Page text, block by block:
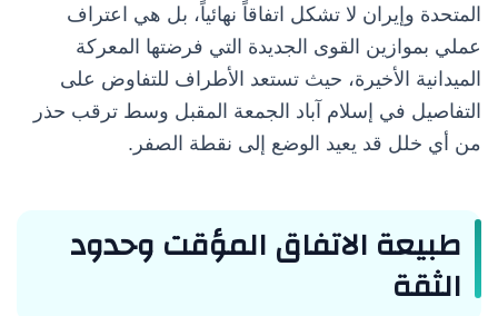
المتحدة وإيران لا تشكل اتفاقاً نهائياً، بل هي اعتراف
عملي بموازين القوى الجديدة التي فرضتها المعركة
الميدانية الأخيرة، حيث تستعد الأطراف للتفاوض على
التفاصيل في إسلام آباد الجمعة المقبل وسط ترقب حذر
من أي خلل قد يعيد الوضع إلى نقطة الصفر.
طبيعة الاتفاق المؤقت وحدود
الثقة